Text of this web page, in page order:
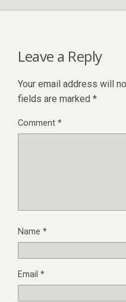
Leave a Reply
Your email address will
fields are marked *
Comment*
Name *
Email *